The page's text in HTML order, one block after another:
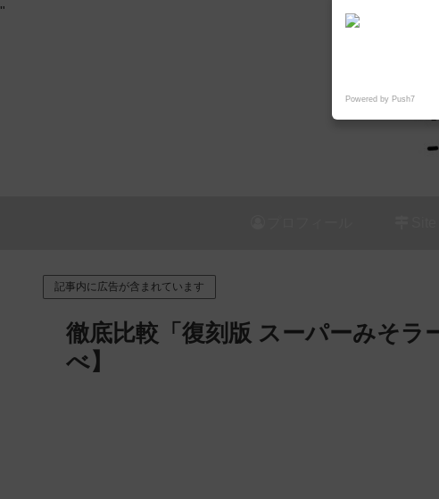
"
記事内に広告が含まれています
徹底比較「復刻版 スーパーみそラ
べ】
Powered by Push7